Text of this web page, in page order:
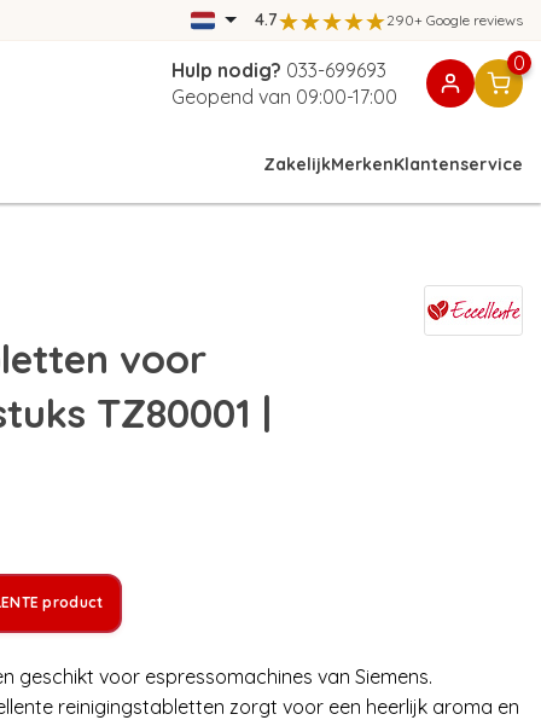
4.7 290+ Google reviews
Hulp nodig? 033-699693
Geopend van 09:00-17:00
0
ZakelijkMerkenKlantenservice
voor
TZ80001 |
product
geschikt voor espressomachines van Siemens.
reinigingstabletten zorgt voor een heerlijk aroma en